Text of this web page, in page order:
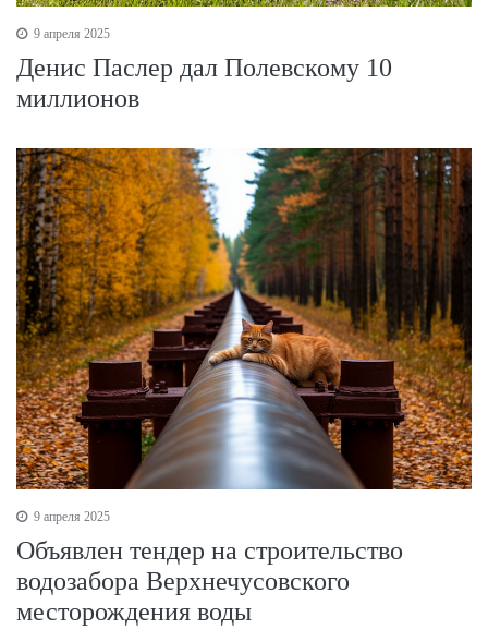
9 апреля 2025
Денис Паслер дал Полевскому 10
миллионов
9 апреля 2025
Объявлен тендер на строительство
водозабора Верхнечусовского
месторождения воды